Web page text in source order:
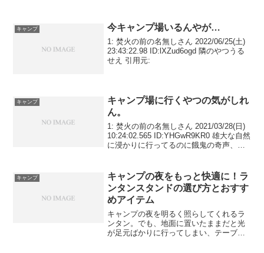
キャンプ 今キャンプ場いるんやが…
1: 焚火の前の名無しさん 2022/06/25(土)
23:43:22.98 ID:lXZud6ogd 隣のやつうる
せえ 引用元:
キャンプ
キャンプ場に行くやつの気がしれ
ん。
1: 焚火の前の名無しさん 2021/03/28(日)
10:24:02.565 ID:YHGwR9KR0 雄大な自然
に浸かりに行ってるのに餓鬼の奇声、
キャンプ
キャンプの夜をもっと快適に！ラ
ンタンスタンドの選び方とおすす
めアイテム
キャンプの夜を明るく照らしてくれるラ
ンタン。でも、地面に置いたままだと光
が足元ばかりに行ってしまい、テーブル